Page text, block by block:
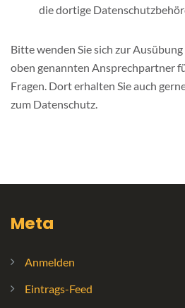
die dortige
Bitte wenden Sie sich zur
oben genannten Ansprechpartner
Fragen. Dort erhalten Sie auch
zum Datenschutz.
Meta
Anmelden
Eintrags-Feed